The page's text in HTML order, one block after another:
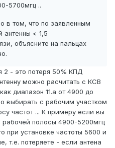
5700мгц ..
в том, что по заявленным
антенны < 1,5
объясните на пальцах
2 - это потеря 50% КПД
можно расчитать с КСВ
диапазон 11.а от 4900 до
выбирать с рабочим участком
частот ... К примеру если вы
рабочей полосы 4900-5200мгц
при установке частоты 5600 и
т.е. потеряете - если антена